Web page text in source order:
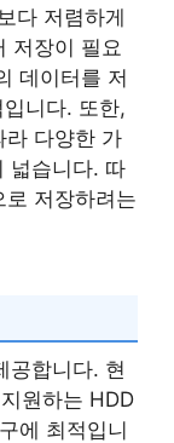
다 저렴하게
저장이 필요
데이터를 저
니다. 또한,
라 다양한 가
넓습니다. 따
저장하려는
공합니다. 현
원하는 HDD
에 최적입니